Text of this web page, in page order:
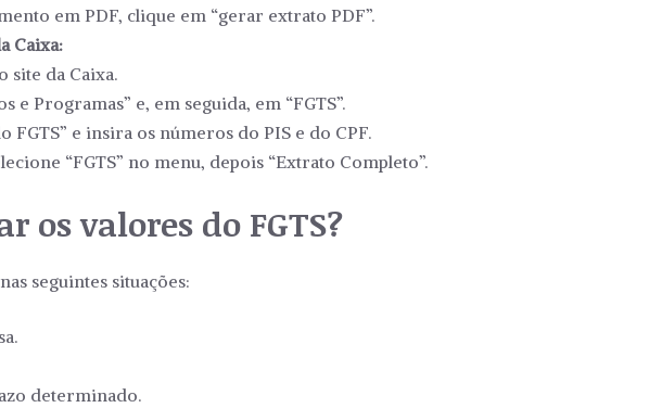
em PDF, clique em “gerar extrato PDF”.
Caixa:
site da Caixa.
e Programas” e, em seguida, em “FGTS”.
FGTS” e insira os números do PIS e do CPF.
“FGTS” no menu, depois “Extrato Completo”.
os valores do FGTS?
seguintes situações:
determinado.